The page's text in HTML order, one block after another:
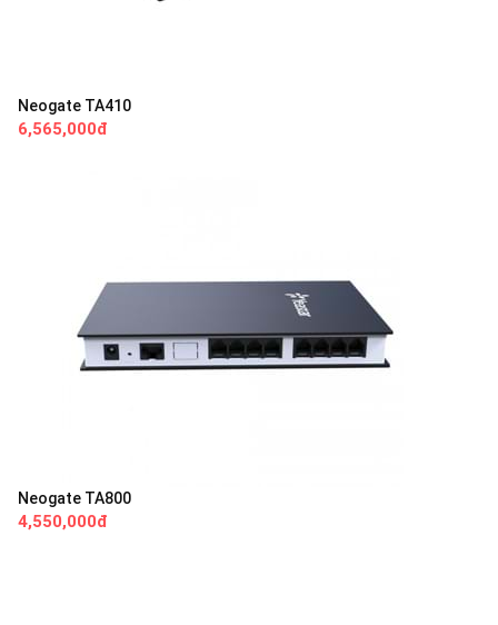
Neogate TA410
6,565,000đ
Neogate TA800
4,550,000đ